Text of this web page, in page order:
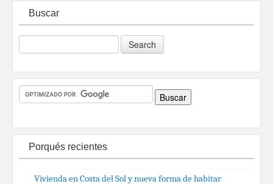
Buscar
Porqués recientes
Vivienda en Costa del Sol y nueva forma de habitar